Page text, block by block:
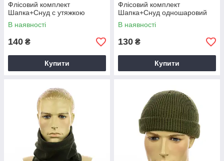
Флісовий комплект
Шапка+Снуд с утяжкою
В наявності
140 ₴
Купити
Флісовий комплект
Шапка+Снуд одношаровий
В наявності
130 ₴
Купити